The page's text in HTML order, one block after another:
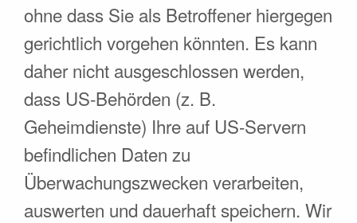
ohne dass Sie als Betroffener hiergegen
gerichtlich vorgehen könnten. Es kann
daher nicht ausgeschlossen werden,
dass US-Behörden (z. B.
Geheimdienste) Ihre auf US-Servern
befindlichen Daten zu
Überwachungszwecken verarbeiten,
auswerten und dauerhaft speichern. Wir